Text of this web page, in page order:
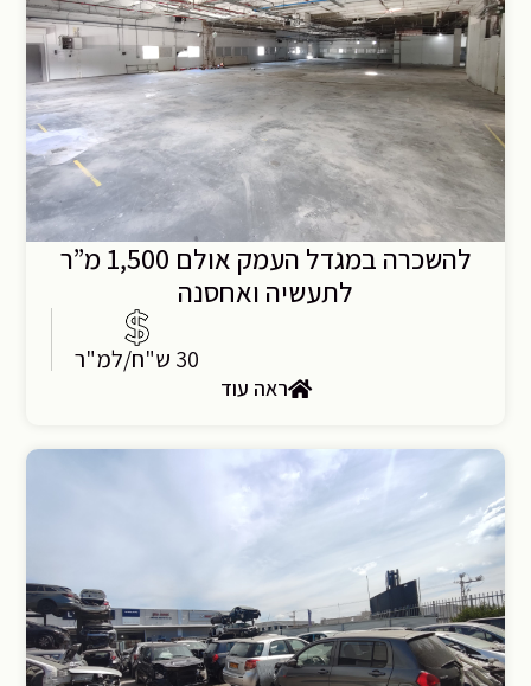
להשכרה במגדל העמק אולם 1,500 מ”ר
לתעשיה ואחסנה
30 ש"ח/למ"ר
ראה עוד